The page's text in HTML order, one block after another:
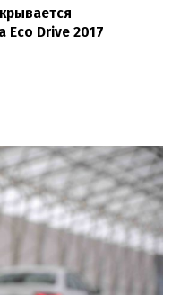
Eco Drive 2017